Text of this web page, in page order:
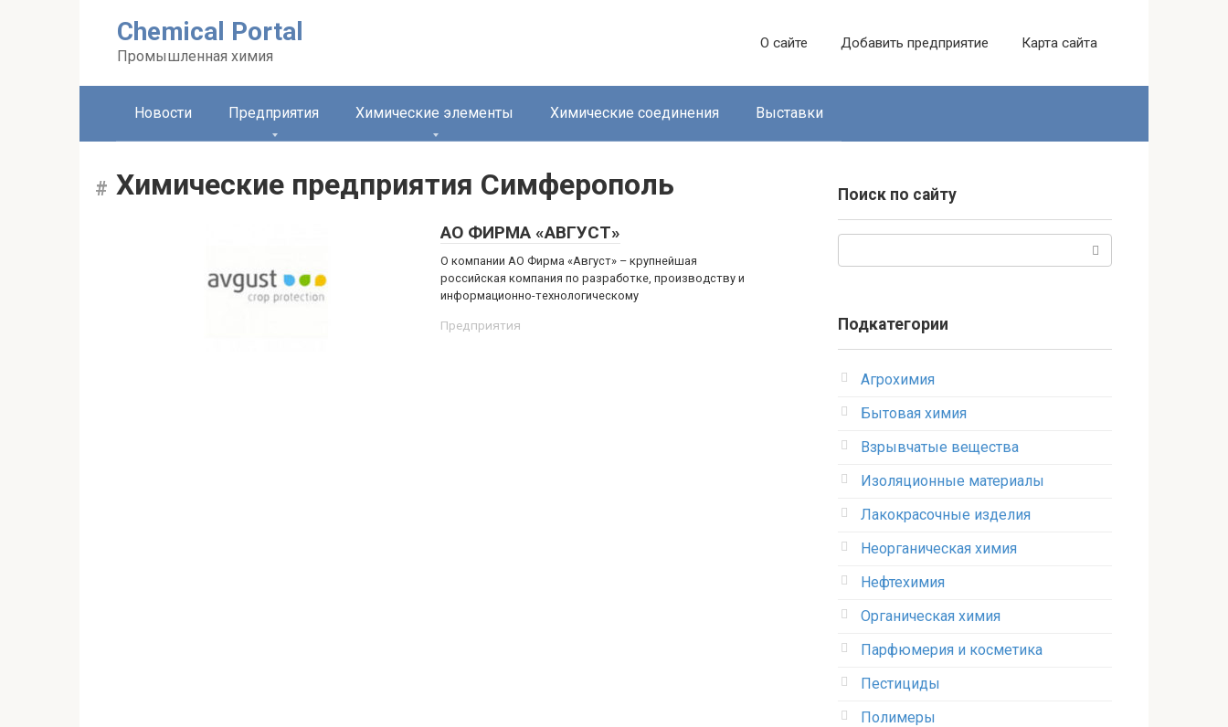
Chemical Portal
Промышленная химия
О сайте Добавить предприятие Карта сайта
Новости Предприятия Химические элементы Химические соединения Выставки
Химические предприятия Симферополь
АО ФИРМА «АВГУСТ»
О компании АО Фирма «Август» – крупнейшая
российская компания по разработке, производству и
информационно-технологическому
Предприятия
Поиск по сайту
Подкатегории
Агрохимия
Бытовая химия
Взрывчатые вещества
Изоляционные материалы
Лакокрасочные изделия
Неорганическая химия
Нефтехимия
Органическая химия
Парфюмерия и косметика
Пестициды
Полимеры